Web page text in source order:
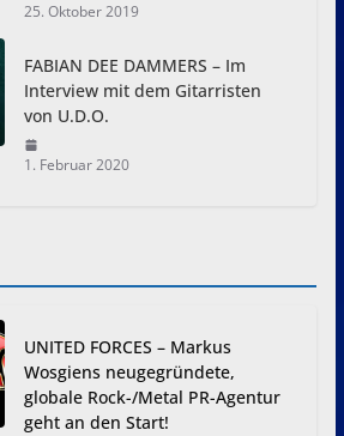
25. Oktober 2019
FABIAN DEE DAMMERS – Im
Interview mit dem Gitarristen
von U.D.O.
1. Februar 2020
UNITED FORCES – Markus
Wosgiens neugegründete,
globale Rock-/Metal PR-Agentur
geht an den Start!